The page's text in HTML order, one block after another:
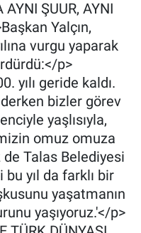
ŞUUR, AYNI
Yalçın,
vurgu yaparak
p>
yılı geride kaldı.
bizler görev
yaşlısıyla,
omuz omuza
Talas Belediyesi
yıl da farklı bir
yaşatmanın
yaşıyoruz.'</p>